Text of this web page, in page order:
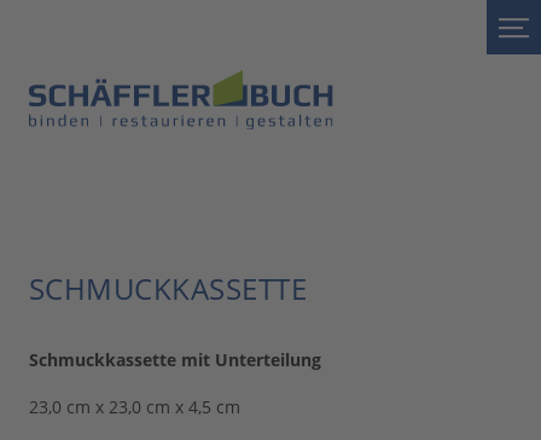
SCHMUCKKASSETTE
Schmuckkassette mit Unterteilung
23,0 cm x 23,0 cm x 4,5 cm